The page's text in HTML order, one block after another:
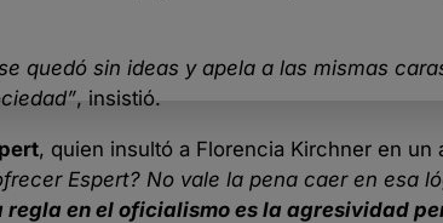
quedó sin ideas y apela a las mismas
, insistió.
, quien insultó a Florencia Kirchner en un
Espert? No vale la pena caer en esa
regla en el oficialismo es la agresividad